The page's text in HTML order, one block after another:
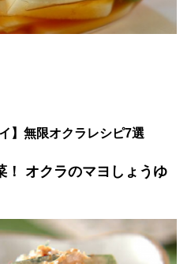
】無限オクラレシピ7選
！ オクラのマヨしょうゆ